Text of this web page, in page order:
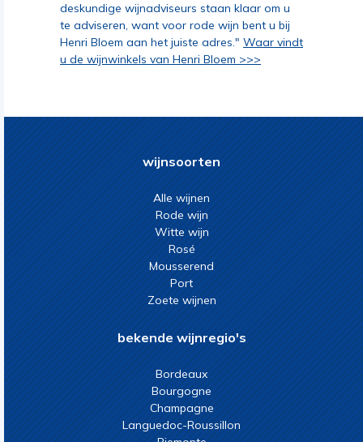
deskundige wijnadviseurs staan klaar om u
te adviseren, want voor rode wijn bent u bij
Henri Bloem aan het juiste adres." Waar vindt
u de wijnwinkels van Henri Bloem >>>
wijnsoorten
Alle wijnen
Rode wijn
Witte wijn
Rosé
Mousserend
Port
Zoete wijnen
bekende wijnregio's
Bordeaux
Bourgogne
Champagne
Languedoc-Roussillon